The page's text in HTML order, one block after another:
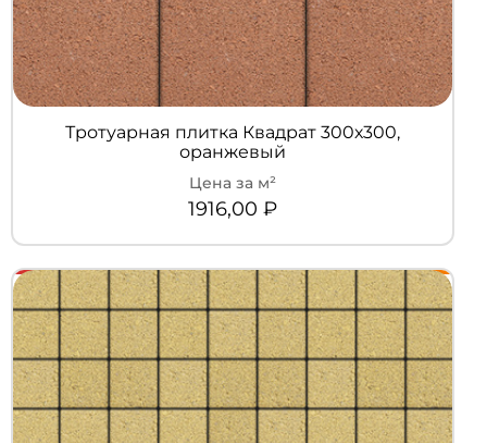
Тротуарная плитка Квадрат 300х300,
оранжевый
1916,00 ₽